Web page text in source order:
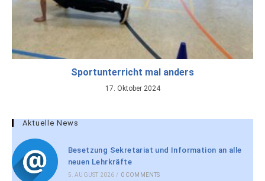
Sportunterricht mal anders
17. Oktober 2024
Aktuelle News
Besetzung Sekretariat und Information an alle
neuen Lehrkräfte
5. AUGUST 2026 / 0 COMMENTS